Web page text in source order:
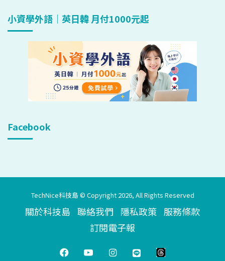
小資學外語｜英日韓 月付1000元起
Facebook
TechNice科技島 © Copyright 2026, All Rights Reserved
關於科技島 聯絡我們 隱私政策 服務條款
訂閱電子報